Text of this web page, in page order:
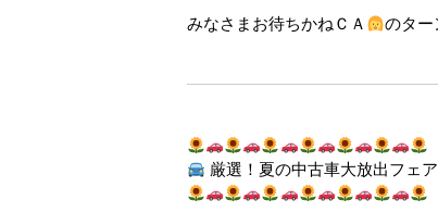
みなさまお待ちかねＣＡ のター
厳選！夏の中古車大放出フェア